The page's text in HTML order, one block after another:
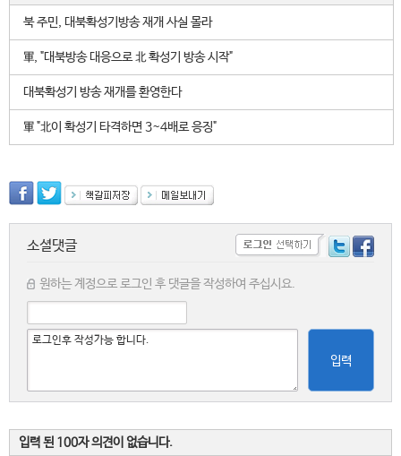
북 주민, 대북확성기방송 재개 사실 몰라
軍, "대북방송 대응으로 北 확성기 방송 시작"
대북확성기 방송 재개를 환영한다
軍 "北이 확성기 타격하면 3~4배로 응징"
소셜댓글
원하는 계정으로 로그인 후 댓글을 작성하여 주십시요.
입력
입력 된 100자 의견이 없습니다.